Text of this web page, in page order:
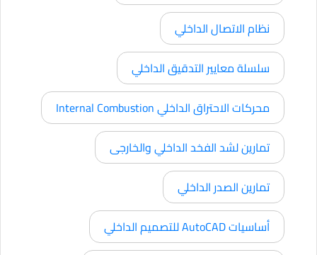
نظام الاتصال الداخلي
سلسلة معايير التدقيق الداخلي
محركات الاحتراق الداخلي Internal Combustion
تمارين لشد الفخد الداخلي والخارجى
تمارين الصدر الداخلي
أساسيات AutoCAD للتصميم الداخلي